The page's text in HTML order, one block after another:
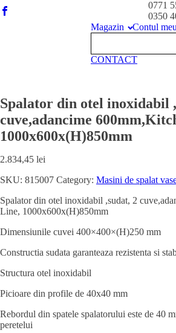
0771
0350
Magazin
Contul meu
CONTACT
Spalator din otel inoxidabil
cuve,adancime
1000x600x(H)850mm
2.834,45 lei
SKU: 815007 Category: Masini de spalat
Spalator din otel inoxidabil ,sudat, 2
Line, 1000x600x(H)850mm
Dimensiunile cuvei 400×400×(H)250 mm
Constructia sudata garanteaza rezistenta si
Structura otel inoxidabil
Picioare din profile de 40x40 mm
Rebordul din spatele spalatorului este de 40
peretelui